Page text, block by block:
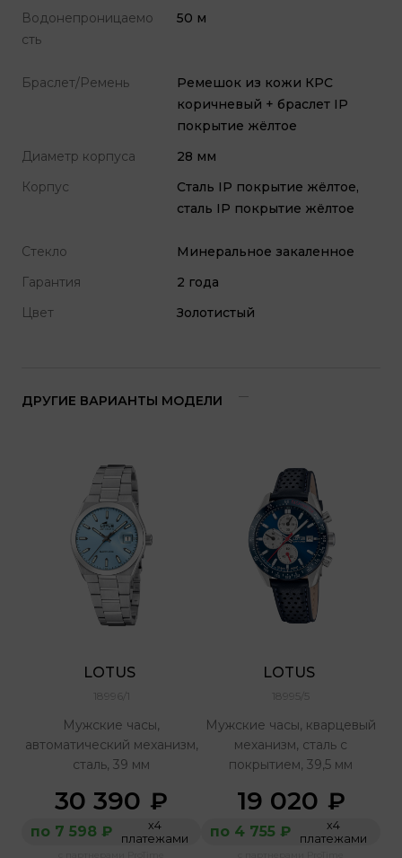
Водонепроницаемо
сть
50 м
Браслет/Ремень
Ремешок из кожи КРС
коричневый + браслет IP
покрытие жёлтое
Диаметр корпуса
28 мм
Корпус
Сталь IP покрытие жёлтое,
сталь IP покрытие жёлтое
Стекло
Минеральное закаленное
Гарантия
2 года
Цвет
Золотистый
ДРУГИЕ ВАРИАНТЫ МОДЕЛИ
LOTUS
18996/1
Мужские часы,
автоматический механизм,
сталь, 39 мм
30 390 ₽
по 7 598 ₽
х4
платежами
LOTUS
18995/5
Мужские часы, кварцевый
механизм, сталь с
покрытием, 39,5 мм
19 020 ₽
по 4 755 ₽
х4
платежами